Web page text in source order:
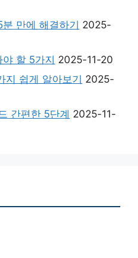
만에 해결하기 2025-
할 5가지 2025-11-20
지 쉽게 알아보기 2025-
간편한 5단계 2025-11-